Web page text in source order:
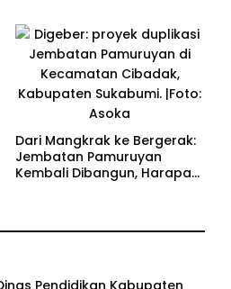
Dari Mangkrak ke Bergerak:
Jembatan Pamuruyan
Kembali Dibangun, Harapan